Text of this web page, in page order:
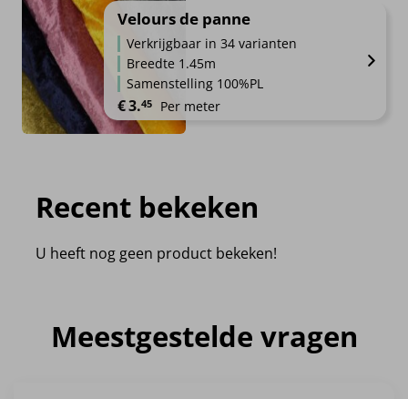
Velours de panne
Verkrijgbaar in 34 varianten
Breedte 1.45m
Samenstelling 100%PL
€3.45 Per meter
Recent bekeken
U heeft nog geen product bekeken!
Meestgestelde vragen